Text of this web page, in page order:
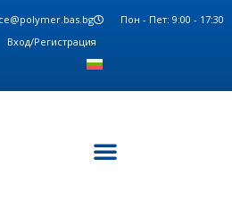
Пон - Пет: 9:00 - 17:30
Вход/Регистрация